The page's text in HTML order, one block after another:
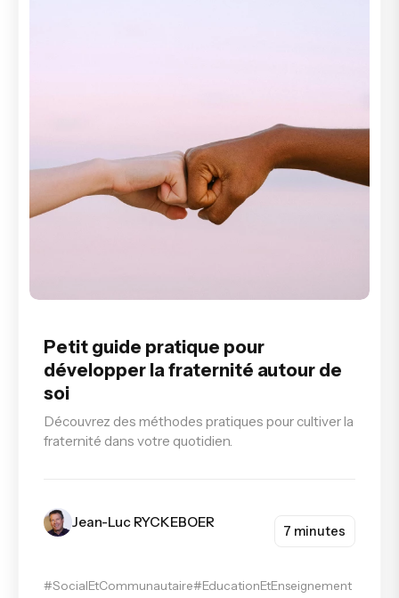
Petit guide pratique pour
développer la fraternité autour de
soi
Découvrez des méthodes pratiques pour cultiver la
fraternité dans votre quotidien.
Jean-Luc RYCKEBOER
7 minutes
#SocialEtCommunautaire#EducationEtEnseignement